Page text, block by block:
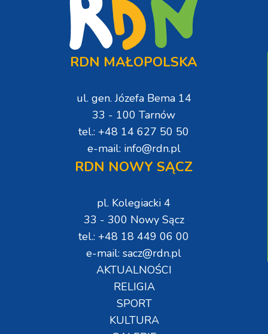
RDN MAŁOPOLSKA
ul. gen. Józefa Bema 14
33 - 100 Tarnów
tel.: +48 14 627 50 50
e-mail: info@rdn.pl
RDN NOWY SĄCZ
pl. Kolegiacki 4
33 - 300 Nowy Sącz
tel.: +48 18 449 06 00
e-mail: sacz@rdn.pl
AKTUALNOŚCI
RELIGIA
SPORT
KULTURA